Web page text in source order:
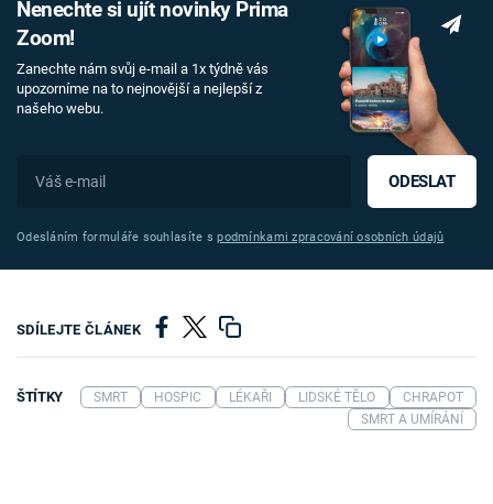
Nenechte si ujít novinky Prima
Zoom!
Zanechte nám svůj e-mail a 1x týdně vás
upozorníme na to nejnovější a nejlepší z
našeho webu.
ODESLAT
Odesláním formuláře souhlasíte spodmínkami zpracování osobních údajů
SDÍLEJTE ČLÁNEK
ŠTÍTKY SMRT HOSPIC LÉKAŘI LIDSKÉ TĚLO
CHRAPOT
SMRT A UMÍRÁNÍ